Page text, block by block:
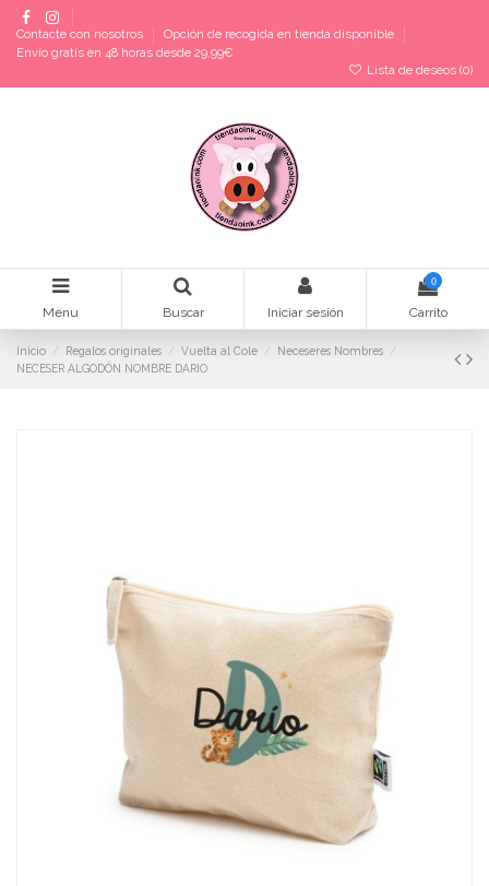
Contacte con nosotros
Opción de recogida en tienda disponible
Envío gratis en 48 horas desde 29,99€
Lista de deseos (0)
Menu Buscar Iniciar sesión
0
Carrito
Inicio Regalos originales Vuelta al Cole
Neceseres Nombres
NECESER ALGODÓN NOMBRE DARIO